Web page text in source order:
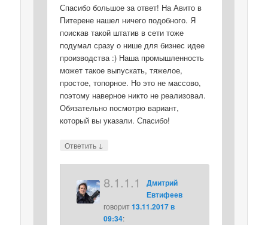
Спасибо большое за ответ! На Авито в
Питерене нашел ничего подобного. Я
поискав такой штатив в сети тоже
подумал сразу о нише для бизнес идее
производства :) Наша промышленность
может такое выпускать, тяжелое,
простое, топорное. Но это не массово,
поэтому наверное никто не реализовал.
Обязательно посмотрю вариант,
который вы указали. Спасибо!
Ответить ↓
8.1.1.1
Дмитрий
Евтифеев
говорит 13.11.2017 в
09:34: